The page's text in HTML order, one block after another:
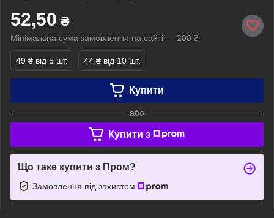
52,50 ₴
Мінімальна сума замовлення на сайті — 200 ₴
49 ₴ від 5 шт. 44 ₴ від 10 шт.
Купити
або
Купити з
Що таке купити з Пром?
Замовлення під захистом